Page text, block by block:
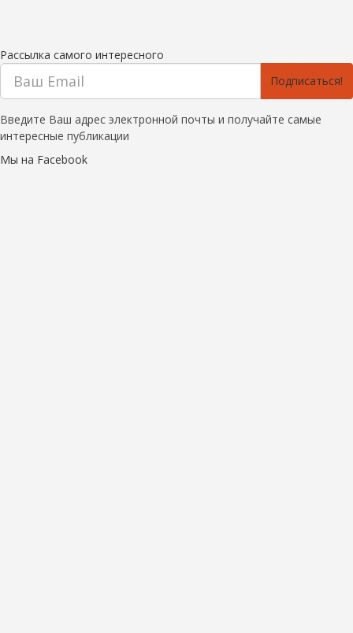
Рассылка самого интересного
Подписаться!
Введите Ваш адрес электронной почты и получайте самые
интересные публикации
Мы на Facebook